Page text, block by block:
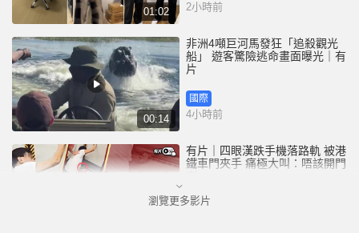
01:02 2小時前
00:14
非洲4噸巨河馬發狂「追殺觀光
船」 遊客驚險逃命畫面曝光｜有
片
國際
4小時前
有片｜四眼漢跌手機落路軌 被港
鐵車門夾手 痛極大叫：唔該開門
港聞
瀏覽更多影片